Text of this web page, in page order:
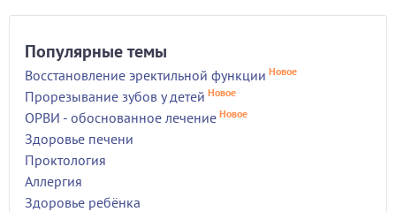
Популярные темы
Восстановление эректильной функции Новое
Прорезывание зубов у детей Новое
ОРВИ - обоснованное лечение Новое
Здоровье печени
Проктология
Аллергия
Здоровье ребёнка